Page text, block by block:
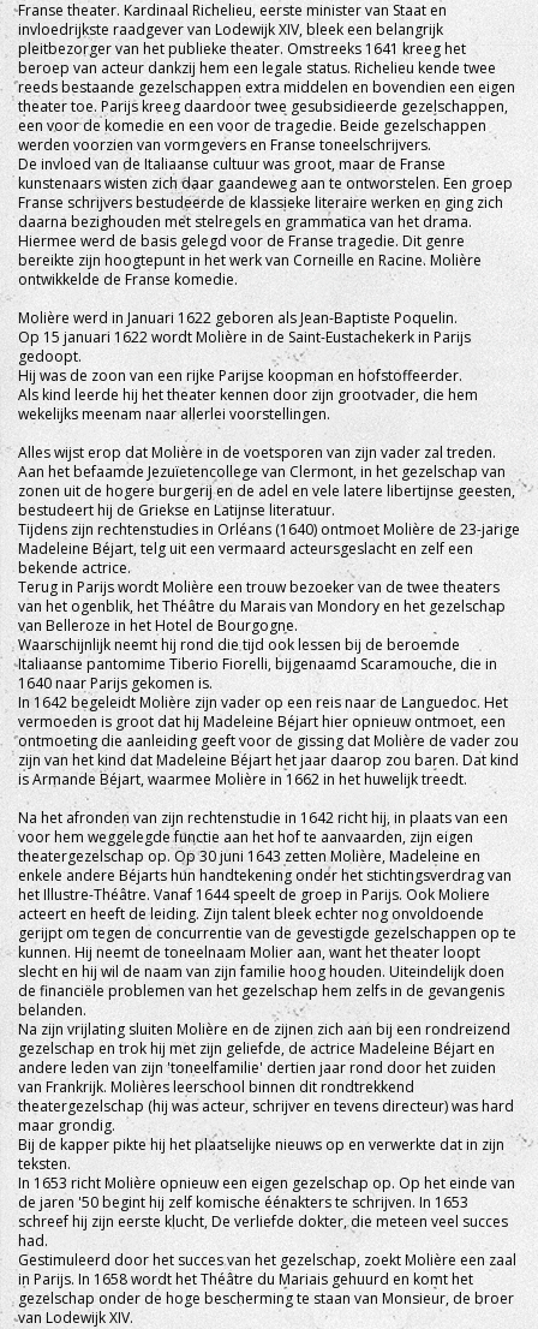
Franse theater. Kardinaal Richelieu, eerste minister van Staat en
invloedrijkste raadgever van Lodewijk XIV, bleek een belangrijk
pleitbezorger van het publieke theater. Omstreeks 1641 kreeg het
beroep van acteur dankzij hem een legale status. Richelieu kende twee
reeds bestaande gezelschappen extra middelen en bovendien een eigen
theater toe. Parijs kreeg daardoor twee gesubsidieerde gezelschappen,
een voor de komedie en een voor de tragedie. Beide gezelschappen
werden voorzien van vormgevers en Franse toneelschrijvers.
De invloed van de Italiaanse cultuur was groot, maar de Franse
kunstenaars wisten zich daar gaandeweg aan te ontworstelen. Een groep
Franse schrijvers bestudeerde de klassieke literaire werken en ging zich
daarna bezighouden met stelregels en grammatica van het drama.
Hiermee werd de basis gelegd voor de Franse tragedie. Dit genre
bereikte zijn hoogtepunt in het werk van Corneille en Racine. Molière
ontwikkelde de Franse komedie.
Molière werd in Januari 1622 geboren als Jean-Baptiste Poquelin.
Op 15 januari 1622 wordt Molière in de Saint-Eustachekerk in Parijs
gedoopt.
Hij was de zoon van een rijke Parijse koopman en hofstoffeerder.
Als kind leerde hij het theater kennen door zijn grootvader, die hem
wekelijks meenam naar allerlei voorstellingen.
Alles wijst erop dat Molière in de voetsporen van zijn vader zal treden.
Aan het befaamde Jezuïetencollege van Clermont, in het gezelschap van
zonen uit de hogere burgerij en de adel en vele latere libertijnse geesten,
bestudeert hij de Griekse en Latijnse literatuur.
Tijdens zijn rechtenstudies in Orléans (1640) ontmoet Molière de 23-jarige
Madeleine Béjart, telg uit een vermaard acteursgeslacht en zelf een
bekende actrice.
Terug in Parijs wordt Molière een trouw bezoeker van de twee theaters
van het ogenblik, het Théâtre du Marais van Mondory en het gezelschap
van Belleroze in het Hotel de Bourgogne.
Waarschijnlijk neemt hij rond die tijd ook lessen bij de beroemde
Italiaanse pantomime Tiberio Fiorelli, bijgenaamd Scaramouche, die in
1640 naar Parijs gekomen is.
In 1642 begeleidt Molière zijn vader op een reis naar de Languedoc. Het
vermoeden is groot dat hij Madeleine Béjart hier opnieuw ontmoet, een
ontmoeting die aanleiding geeft voor de gissing dat Molière de vader zou
zijn van het kind dat Madeleine Béjart het jaar daarop zou baren. Dat kind
is Armande Béjart, waarmee Molière in 1662 in het huwelijk treedt.
Na het afronden van zijn rechtenstudie in 1642 richt hij, in plaats van een
voor hem weggelegde functie aan het hof te aanvaarden, zijn eigen
theatergezelschap op. Op 30 juni 1643 zetten Molière, Madeleine en
enkele andere Béjarts hun handtekening onder het stichtingsverdrag van
het Illustre-Théâtre. Vanaf 1644 speelt de groep in Parijs. Ook Moliere
acteert en heeft de leiding. Zijn talent bleek echter nog onvoldoende
gerijpt om tegen de concurrentie van de gevestigde gezelschappen op te
kunnen. Hij neemt de toneelnaam Molier aan, want het theater loopt
slecht en hij wil de naam van zijn familie hoog houden. Uiteindelijk doen
de financiële problemen van het gezelschap hem zelfs in de gevangenis
belanden.
Na zijn vrijlating sluiten Molière en de zijnen zich aan bij een rondreizend
gezelschap en trok hij met zijn geliefde, de actrice Madeleine Béjart en
andere leden van zijn 'toneelfamilie' dertien jaar rond door het zuiden
van Frankrijk. Molières leerschool binnen dit rondtrekkend
theatergezelschap (hij was acteur, schrijver en tevens directeur) was hard
maar grondig.
Bij de kapper pikte hij het plaatselijke nieuws op en verwerkte dat in zijn
teksten.
In 1653 richt Molière opnieuw een eigen gezelschap op. Op het einde van
de jaren '50 begint hij zelf komische éénakters te schrijven. In 1653
schreef hij zijn eerste klucht, De verliefde dokter, die meteen veel succes
had.
Gestimuleerd door het succes van het gezelschap, zoekt Molière een zaal
in Parijs. In 1658 wordt het Théâtre du Mariais gehuurd en komt het
gezelschap onder de hoge bescherming te staan van Monsieur, de broer
van Lodewijk XIV.